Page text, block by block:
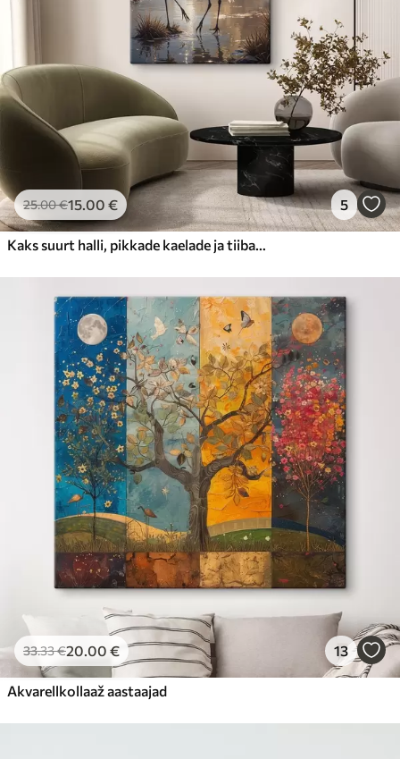
25.00€15.00 € 5
Kaks suurt halli, pikkade kaelade ja tiibadega kraanat, mis seisavad puudest ümbritsetud udujärves
33.33€20.00 € 13
Akvarellkollaaž aastaajad